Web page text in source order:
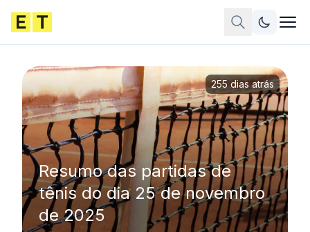
Resumo das partidas de
tênis do dia 25 de novembro
de 2025
255 dias atrás